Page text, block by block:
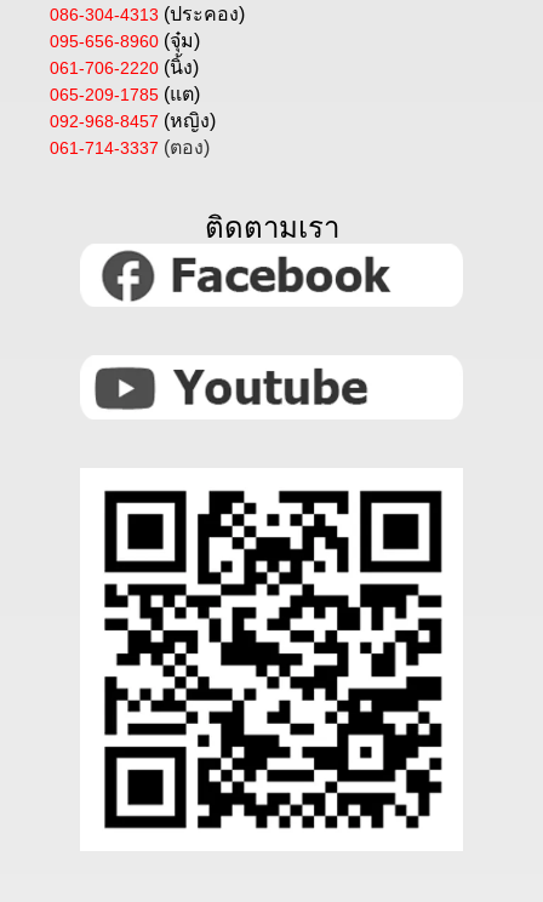
086-304-4313 (ประคอง)
095-656-8960 (จุ๋ม)
061-706-2220 (นิ้ง)
065-209-1785 (แต)
092-968-8457 (หญิง)
061-714-3337 (ตอง)
ติดตามเรา